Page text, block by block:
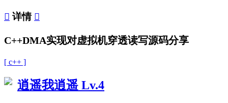
 详情 
C++DMA实现对虚拟机穿透读写源码分享
[ c++ ]
逍遥我逍遥 Lv.4